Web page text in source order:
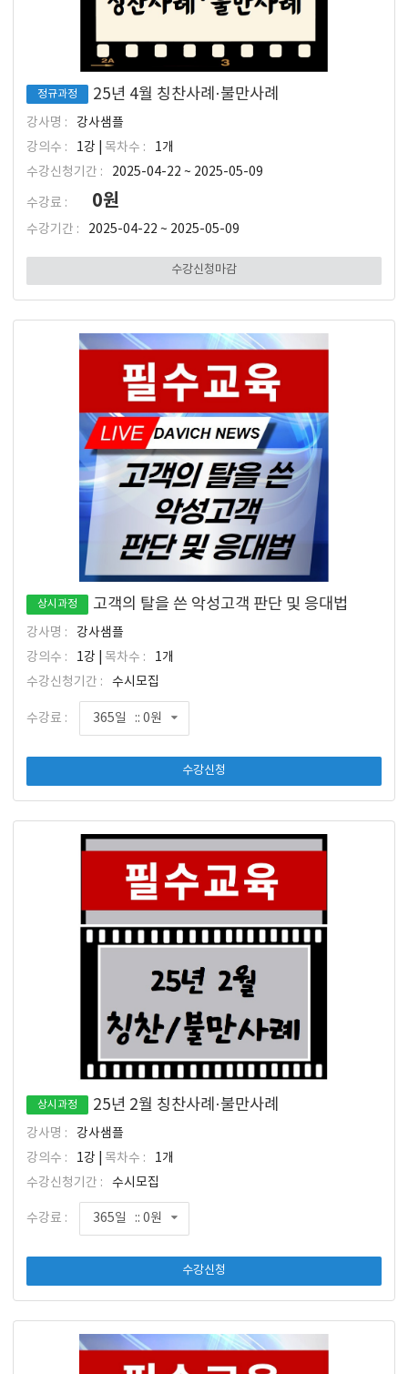
정규과정 25년 4월 칭찬사례·불만사례
강사명 :
강사샘플
강의수 :
1강 | 목차수 :
1개
수강신청기간 :
2025-04-22 ~ 2025-05-09
수강료 : 0원
수강기간 : 2025-04-22 ~ 2025-05-09
수강신청마감
상시과정 고객의 탈을 쓴 악성고객 판단 및 응대법
강사명 :
강사샘플
강의수 :
1강 | 목차수 :
1개
수강신청기간 :
수시모집
수강료 : 365일 :: 0원
수강신청
상시과정 25년 2월 칭찬사례·불만사례
강사명 :
강사샘플
강의수 :
1강 | 목차수 :
1개
수강신청기간 :
수시모집
수강료 : 365일 :: 0원
수강신청